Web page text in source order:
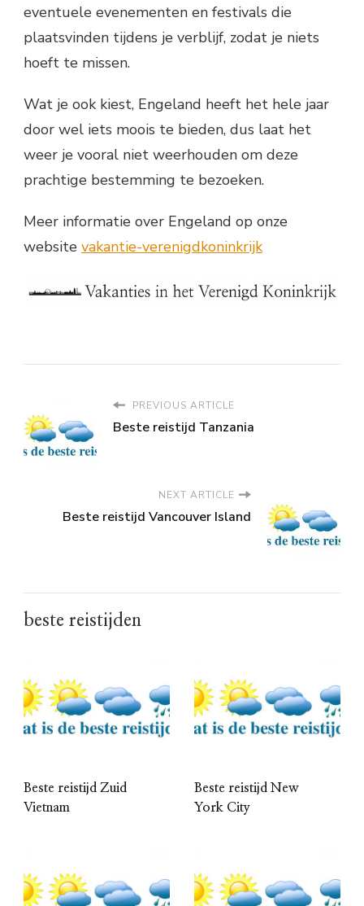
eventuele evenementen en festivals die
plaatsvinden tijdens je verblijf, zodat je niets
hoeft te missen.
Wat je ook kiest, Engeland heeft het hele jaar
door wel iets moois te bieden, dus laat het
weer je vooral niet weerhouden om deze
prachtige bestemming te bezoeken.
Meer informatie over Engeland op onze
website vakantie-verenigdkoninkrijk
PREVIOUS ARTICLE
Beste reistijd Tanzania
NEXT ARTICLE
Beste reistijd Vancouver Island
beste reistijden
Beste reistijd Zuid
Vietnam
Beste reistijd New
York City